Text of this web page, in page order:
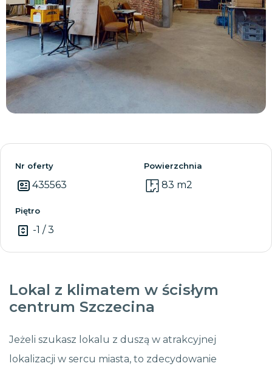
Nr oferty
435563
Powierzchnia
83 m2
Piętro
-1 / 3
Lokal z klimatem w ścisłym
centrum Szczecina
Jeżeli szukasz lokalu z duszą w atrakcyjnej
lokalizacji w sercu miasta, to zdecydowanie